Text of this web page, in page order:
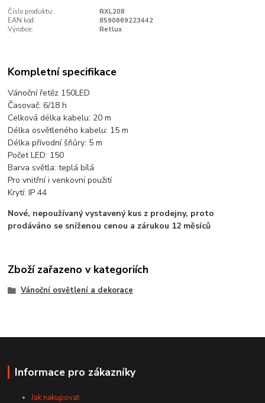
Číslo produktu:
RXL208
EAN kód:
8590669223442
Výrobce:
Retlux
Kompletní specifikace
Vánoční řetěz 150LED
Časovač: 6/18 h
Celková délka kabelu: 20 m
Délka osvětleného kabelu: 15 m
Délka přívodní šňůry: 5 m
Počet LED: 150
Barva světla: teplá bílá
Pro vnitřní i venkovní použití
Krytí: IP 44
Nové, nepoužívaný vystavený kus z prodejny, proto
prodáváno se sníženou cenou a zárukou 12 měsíců
Zboží zařazeno v kategoriích
Vánoční osvětlení a dekorace
Informace pro zákazníky
Jak nakupovat